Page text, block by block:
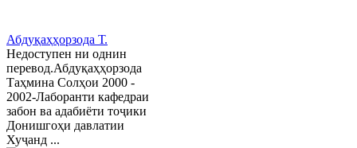
Абдуқаҳҳорзода Т.
Недоступен ни однин
перевод.Абдуқаҳҳорзода
Таҳмина Солҳои 2000 -
2002-Лаборанти кафедраи
забон ва адабиёти тоҷики
Донишгоҳи давлатии
Хуҷанд ...